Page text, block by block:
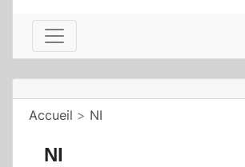
Accueil > NI
NI